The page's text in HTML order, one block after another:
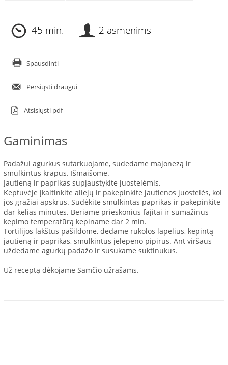
45 min. 2 asmenims
Spausdinti
Persiųsti draugui
Atsisiųsti pdf
Gaminimas
Padažui agurkus sutarkuojame, sudedame majonezą ir
smulkintus krapus. Išmaišome.
Jautieną ir paprikas supjaustykite juostelėmis.
Keptuvėje įkaitinkite aliejų ir pakepinkite jautienos juostelės, kol
jos gražiai apskrus. Sudėkite smulkintas paprikas ir pakepinkite
dar kelias minutes. Beriame prieskonius fajitai ir sumažinus
kepimo temperatūrą kepiname dar 2 min.
Tortilijos lakštus pašildome, dedame rukolos lapelius, kepintą
jautieną ir paprikas, smulkintus jelepeno pipirus. Ant viršaus
uždedame agurkų padažo ir susukame suktinukus.
Už receptą dėkojame Samčio užrašams.